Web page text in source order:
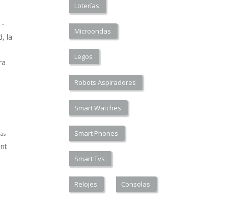
-
la
Loterías
Microondas
Legos
Robots Aspiradores
Smart Watches
Smart Phones
Smart Tvs
Relojes Consolas